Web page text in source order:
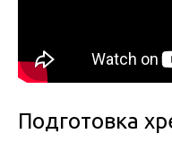
Подготовка